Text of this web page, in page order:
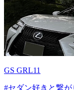
GS GRL11
#セダン好きと繋が